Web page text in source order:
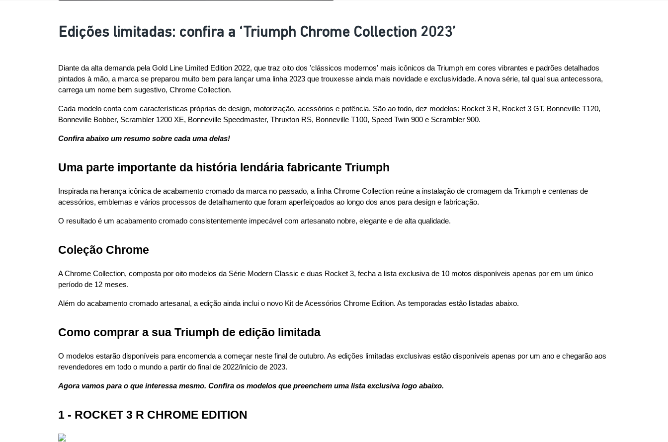
Edições limitadas: confira a ‘Triumph Chrome Collection 2023’
Diante da alta demanda pela Gold Line Limited Edition 2022, que traz oito dos 'clássicos modernos' mais icônicos da Triumph em cores vibrantes e padrões detalhados
pintados à mão, a marca se preparou muito bem para lançar uma linha 2023 que trouxesse ainda mais novidade e exclusividade. A nova série, tal qual sua antecessora,
carrega um nome bem sugestivo, Chrome Collection.
Cada modelo conta com características próprias de design, motorização, acessórios e potência. São ao todo, dez modelos: Rocket 3 R, Rocket 3 GT, Bonneville T120,
Bonneville Bobber, Scrambler 1200 XE, Bonneville Speedmaster, Thruxton RS, Bonneville T100, Speed Twin 900 e Scrambler 900.
Confira abaixo um resumo sobre cada uma delas!
Uma parte importante da história lendária fabricante Triumph
Inspirada na herança icônica de acabamento cromado da marca no passado, a linha Chrome Collection reúne a instalação de cromagem da Triumph e centenas de
acessórios, emblemas e vários processos de detalhamento que foram aperfeiçoados ao longo dos anos para design e fabricação.
O resultado é um acabamento cromado consistentemente impecável com artesanato nobre, elegante e de alta qualidade.
Coleção Chrome
A Chrome Collection, composta por oito modelos da Série Modern Classic e duas Rocket 3, fecha a lista exclusiva de 10 motos disponíveis apenas por em um único
período de 12 meses.
Além do acabamento cromado artesanal, a edição ainda inclui o novo Kit de Acessórios Chrome Edition. As temporadas estão listadas abaixo.
Como comprar a sua Triumph de edição limitada
O modelos estarão disponíveis para encomenda a começar neste final de outubro. As edições limitadas exclusivas estão disponíveis apenas por um ano e chegarão aos
revendedores em todo o mundo a partir do final de 2022/início de 2023.
Agora vamos para o que interessa mesmo. Confira os modelos que preenchem uma lista exclusiva logo abaixo.
1 - ROCKET 3 R CHROME EDITION